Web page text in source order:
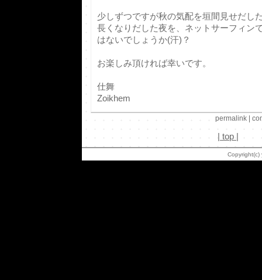
少しずつですが秋の気配を垣間見せだし
長くなりだした夜を、ネットサーフィン
はないでしょうか(汗)？
お楽しみ頂ければ幸いです。
仕舞
Zoikhem
permalink
| top |
Copyright(c)